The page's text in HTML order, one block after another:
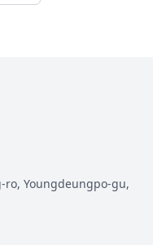
ro, Youngdeungpo-gu,